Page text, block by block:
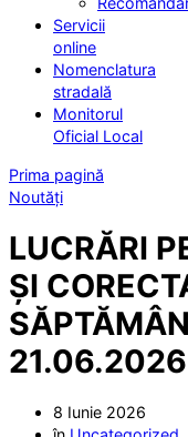
Servicii
online
Nomenclatura
stradală
Monitorul
Oficial Local
Prima pagină
Noutăți
LUCRĂRI
ȘI
21.06.2026
8 Iunie 2026